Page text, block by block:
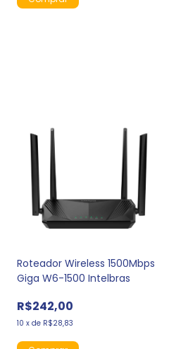
Roteador Wireless 1500Mbps
Giga W6-1500 Intelbras
R$242,00
10 x de R$28,83